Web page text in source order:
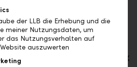
Privatkunden Institutionelle
der LLB die Erhebung und die
meiner Nutzungsdaten, um
das Nutzungsverhalten auf
auszuwerten